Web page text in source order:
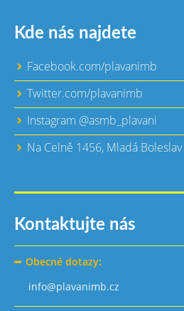
Kde nás najdete
Facebook.com/plavanimb
Twitter.com/plavanimb
Instagram @asmb_plavani
Na Celně 1456, Mladá Boleslav
Kontaktujte nás
Obecné dotazy:
info@plavanimb.cz